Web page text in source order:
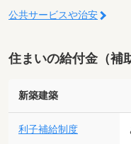
公共サービスや治安
住まいの給付金（補
新築建築
利子補給制度